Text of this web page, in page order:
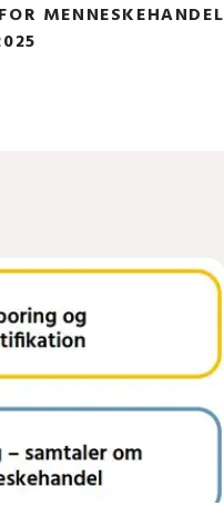
MENNESKEHANDEL